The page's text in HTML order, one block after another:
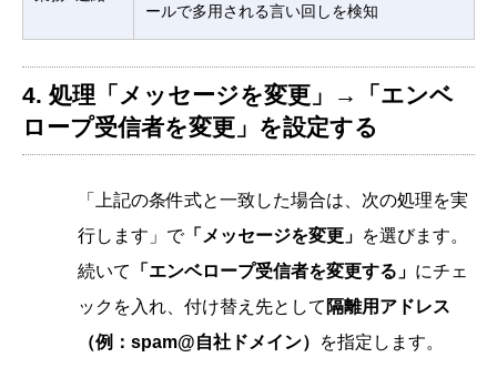
ールで多用される言い回しを検知
4. 処理「メッセージを変更」→「エンベ
ロープ受信者を変更」を設定する
「上記の条件式と一致した場合は、次の処理を実
行します」で「メッセージを変更」 を選びます。
続いて
「エンベロープ受信者を変更する」 にチェ
ックを入れ、付け替え先として 隔離用アドレス
（例：spam@自社ドメイン）
を指定します。